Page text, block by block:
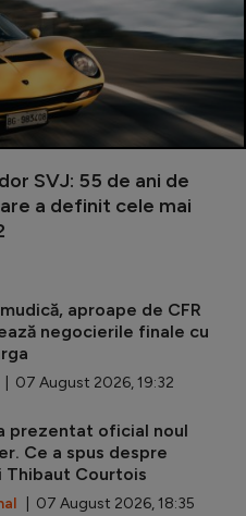
SVJ: 55 de ani de
a definit cele mai
aproape de CFR
negocierile finale cu
| 07 August 2026, 19:32
prezentat oficial noul
Ce a spus despre
Thibaut Courtois
| 07 August 2026, 18:35